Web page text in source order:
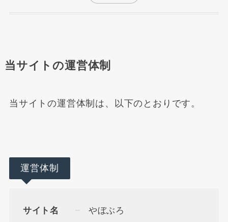
当サイトの運営体制
当サイトの運営体制は、以下のとおりです。
運営体制
サイト名
やぼぶろ